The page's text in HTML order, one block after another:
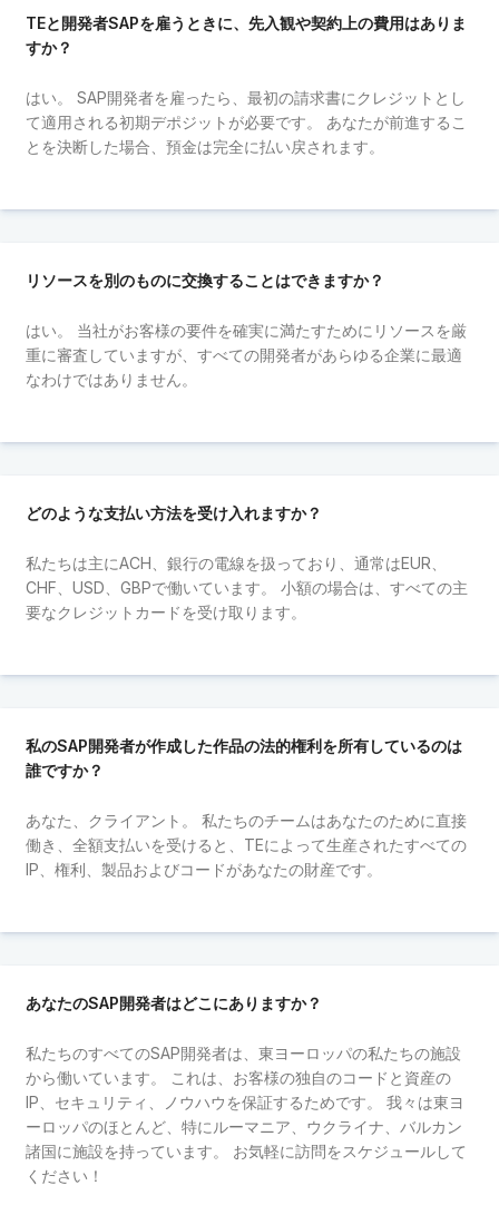
TEと開発者SAPを雇うときに、先入観や契約上の費用はありま
すか？
はい。 SAP開発者を雇ったら、最初の請求書にクレジットとし
て適用される初期デポジットが必要です。 あなたが前進するこ
とを決断した場合、預金は完全に払い戻されます。
リソースを別のものに交換することはできますか？
はい。 当社がお客様の要件を確実に満たすためにリソースを厳
重に審査していますが、すべての開発者があらゆる企業に最適
なわけではありません。
どのような支払い方法を受け入れますか？
私たちは主にACH、銀行の電線を扱っており、通常はEUR、
CHF、USD、GBPで働いています。 小額の場合は、すべての主
要なクレジットカードを受け取ります。
私のSAP開発者が作成した作品の法的権利を所有しているのは
誰ですか？
あなた、クライアント。 私たちのチームはあなたのために直接
働き、全額支払いを受けると、TEによって生産されたすべての
IP、権利、製品およびコードがあなたの財産です。
あなたのSAP開発者はどこにありますか？
私たちのすべてのSAP開発者は、東ヨーロッパの私たちの施設
から働いています。 これは、お客様の独自のコードと資産の
IP、セキュリティ、ノウハウを保証するためです。 我々は東ヨ
ーロッパのほとんど、特にルーマニア、ウクライナ、バルカン
諸国に施設を持っています。 お気軽に訪問をスケジュールして
ください！